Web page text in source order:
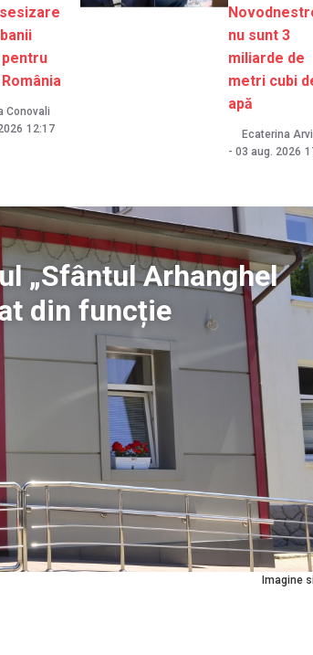
Conovali
12:17
nu sunt 3
miliarde de
metri cubi
apă
Ecaterina
- 03 aug. 2026
Imagine
„Sfântul Arhanghel
din funcție